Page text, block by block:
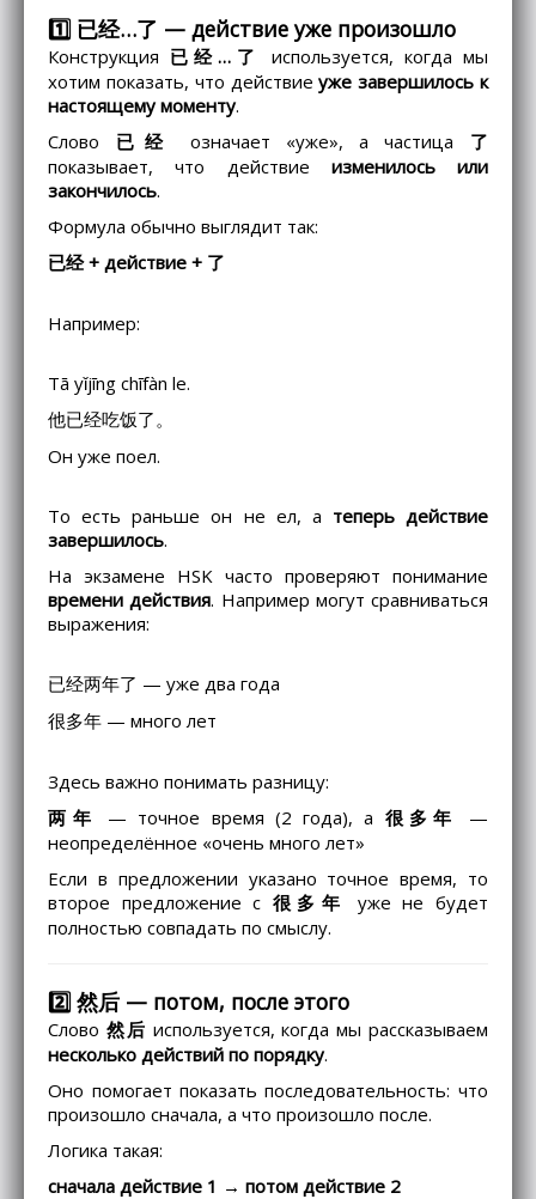
1️⃣ 已经…了 — действие уже произошло
Конструкция 已经…了
используется, когда мы
хотим показать, что действиеуже завершилось к
настоящему моменту.
Слово 已经 означает «уже», а частица 了
показывает, что действие изменилось или
закончилось.
Формула обычно выглядит так:
已经 + действие + 了
Например:
Tā yǐjīng chīfàn le.
他已经吃饭了。
Он уже поел.
То есть раньше он не ел, а теперь действие
завершилось.
На экзамене HSK часто проверяют понимание
времени действия. Например могут сравниваться
выражения:
已经两年了 — уже два года
很多年 — много лет
Здесь важно понимать разницу:
两年
— точное время (2 года), а 很多年
—
неопределённое «очень много лет»
Если в предложении указано точное время, то
второе предложение с 很多年
уже не будет
полностью совпадать по смыслу.
2️⃣ 然后 — потом, после этого
Слово然后 используется, когда мы рассказываем
несколько действий по порядку.
Оно помогает показать последовательность: что
произошло сначала, а что произошло после.
Логика такая:
сначала действие 1 → потом действие 2